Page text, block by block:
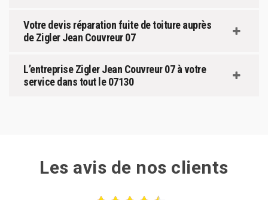
Votre devis réparation fuite de toiture auprès
de Zigler Jean Couvreur 07
L’entreprise Zigler Jean Couvreur 07 à votre
service dans tout le 07130
Les avis de nos clients